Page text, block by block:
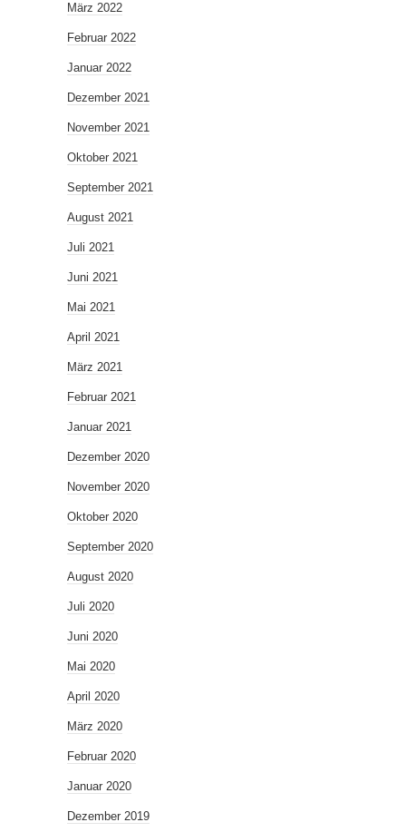
März 2022
Februar 2022
Januar 2022
Dezember 2021
November 2021
Oktober 2021
September 2021
August 2021
Juli 2021
Juni 2021
Mai 2021
April 2021
März 2021
Februar 2021
Januar 2021
Dezember 2020
November 2020
Oktober 2020
September 2020
August 2020
Juli 2020
Juni 2020
Mai 2020
April 2020
März 2020
Februar 2020
Januar 2020
Dezember 2019